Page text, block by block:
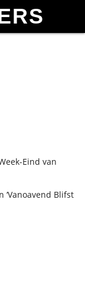
Eind van
Blifst